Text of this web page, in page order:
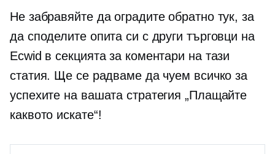
Не забравяйте да оградите обратно тук, за
да споделите опита си с други търговци на
Ecwid в секцията за коментари на тази
статия. Ще се радваме да чуем всичко за
успехите на вашата стратегия „Плащайте
каквото искате“!